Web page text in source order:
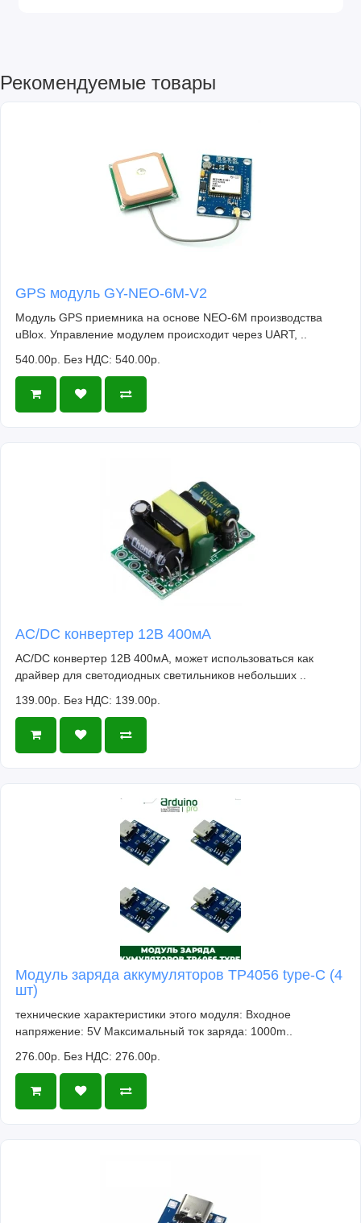
Рекомендуемые товары
GPS модуль GY-NEO-6M-V2
Модуль GPS приемника на основе NEO-6M производства
uBlox. Управление модулем происходит через UART, ..
540.00р. Без НДС: 540.00р.
AC/DC конвертер 12В 400мА
AC/DC конвертер 12В 400мА, может использоваться как
драйвер для светодиодных светильников небольших ..
139.00р. Без НДС: 139.00р.
Модуль заряда аккумуляторов TP4056 type-C (4
шт)
технические характеристики этого модуля: Входное
напряжение: 5V Максимальный ток заряда: 1000m..
276.00р. Без НДС: 276.00р.